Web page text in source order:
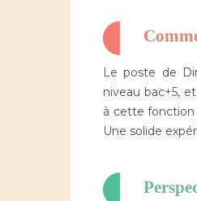
Le poste de
niveau bac+5,
à cette fonction
Une solide